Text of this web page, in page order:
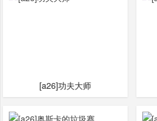
[a26]功夫大师